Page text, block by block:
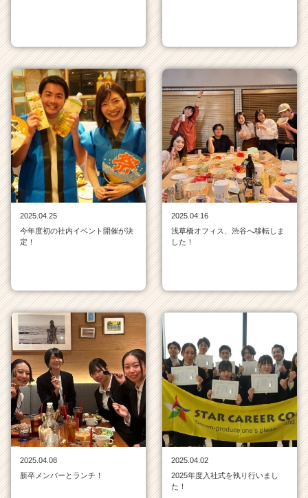
2025.04.25
今年度初の社内イベント開催が決
定！
2025.04.16
浅草橋オフィス、渋谷へ移転しま
した！
2025.04.08
新卒メンバーとランチ！
2025.04.02
2025年度入社式を執り行いまし
た！